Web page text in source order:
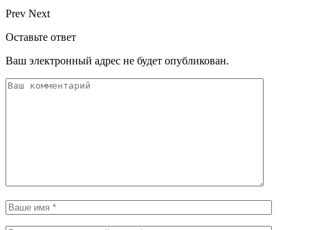
Prev Next
Оставьте ответ
Ваш электронный адрес не будет опубликован.